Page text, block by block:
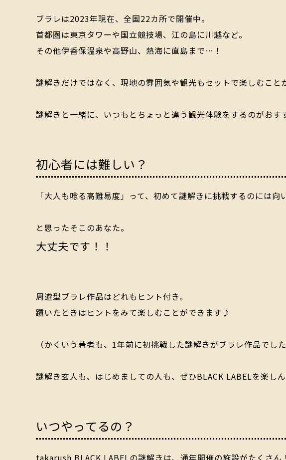
ブラレは2023年現在、全国22カ所で開催中。
首都圏は東京タワーや国立競技場、江の島に川越など。
その他伊香保温泉や高野山、熱海に直島まで…！
謎解きだけではなく、現地の雰囲気や観光もセットで楽しむこと
謎解きと一緒に、いつもとちょっと違う観光体験をするのがおす
初心者には難しい？
「大人も唸る高難易度」って、初めて謎解きに挑戦するのには
と思ったそこのあなた。
大丈夫です！！
周遊型ブラレ作品はどれもヒント付き。
躓いたときはヒントをみて楽しむことができます♪
（かくいう著者も、1年前に初挑戦した謎解きがブラレ作品で
謎解き玄人も、はじめましての人も、ぜひBLACK LABELを楽し
いつやってるの？
takarush BLACK LABELの謎解きは、通年開催の施設がたくさん！